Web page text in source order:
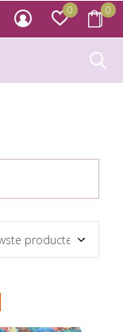
0 0